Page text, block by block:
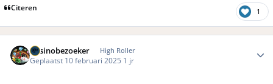
Citeren 1
Casinobezoeker High Roller
Geplaatst 10 februari 2025 1 jr